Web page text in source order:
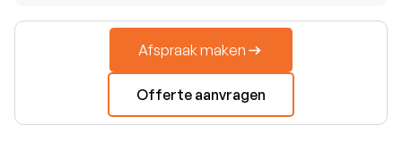
Afspraak maken
Offerte aanvragen